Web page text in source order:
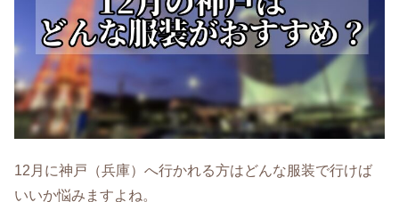
12月に神戸（兵庫）へ行かれる方はどんな服装で行けば
いいか悩みますよね。